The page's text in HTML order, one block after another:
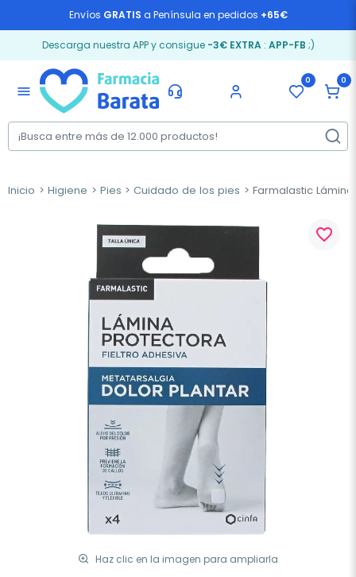
Envíos GRATIS a Península en pedidos +65€
Descarga nuestra APP y consigue -3€ EXTRA: APP-FB ;)
menu
0 0
Inicio Higiene Pies Cuidado de los pies Farmalastic
Haz clic en la imagen para ampliarla
favorite_border